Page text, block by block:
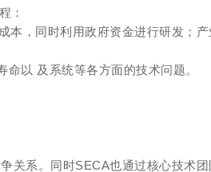
：
，同时利用政府资金进行研发；
以 及系统等各方面的技术问题。
关系。同时SECA也通过核心技术